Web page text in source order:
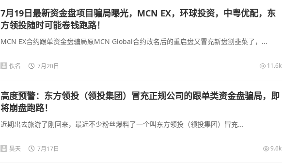
7月19日最新资金盘项目骗局曝光，MCN EX，环球投资，中粤优配，东
方领投随时可能卷钱跑路！
MCN EX合约跟单资金盘骗局原MCN Global合约改名后的重启盘又冒充新盘割韭菜了，...
佚名 7月20日 11.6k
高度预警：东方领投（领投集团）冒充正规公司的跟单类资金盘骗局，即
将崩盘跑路！
近期出去旅游了刚回来，最近不少粉丝爆料了一个叫东方领投（领投集团）冒充...
昊天 7月17日 9.6k